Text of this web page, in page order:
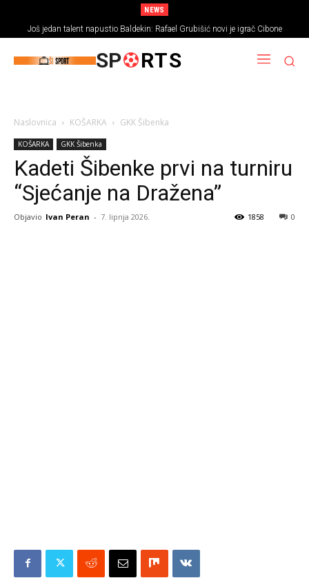
NEWS
Još jedan talent napustio Baldekin: Rafael Grubišić novi je igrač Cibone
SP RTS
Naslovnica KOŠARKA GKK Šibenka
KOŠARKA GKK Šibenka
Kadeti Šibenke prvi na turniru
“Sjećanje na Dražena”
Objavio Ivan Peran - 7. lipnja 2026. 0
1858